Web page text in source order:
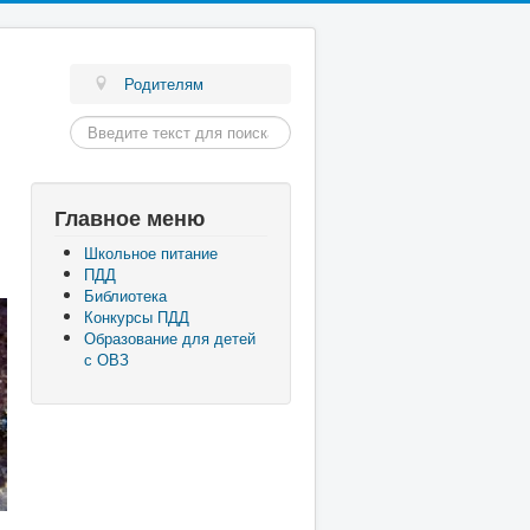
Родителям
Искать...
Главное меню
Школьное питание
ПДД
Библиотека
Конкурсы ПДД
Образование для детей
с ОВЗ